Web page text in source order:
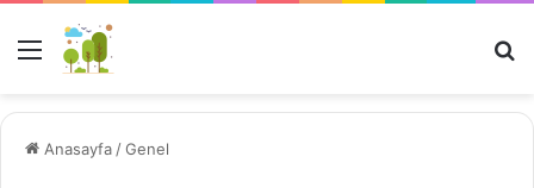
Menü
Anasayfa /Genel